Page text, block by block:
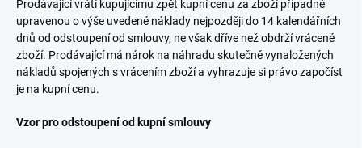
Prodávající vrátí kupujícímu zpět kupní cenu za zboží případně
upravenou o výše uvedené náklady nejpozději do 14 kalendářních
dnů od odstoupení od smlouvy, ne však dříve než obdrží vrácené
zboží. Prodávající má nárok na náhradu skutečně vynaložených
nákladů spojených s vrácením zboží a vyhrazuje si právo započíst
je na kupní cenu.
Vzor pro odstoupení od kupní smlouvy